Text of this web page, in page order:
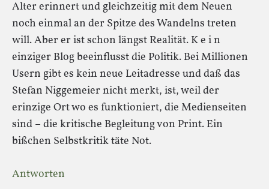
Alter erinnert und gleichzeitig mit dem Neuen
noch einmal an der Spitze des Wandelns treten
will. Aber er ist schon längst Realität. K e i n
einziger Blog beeinflusst die Politik. Bei Millionen
Usern gibt es kein neue Leitadresse und daß das
Stefan Niggemeier nicht merkt, ist, weil der
erinzige Ort wo es funktioniert, die Medienseiten
sind – die kritische Begleitung von Print. Ein
bißchen Selbstkritik täte Not.
Antworten